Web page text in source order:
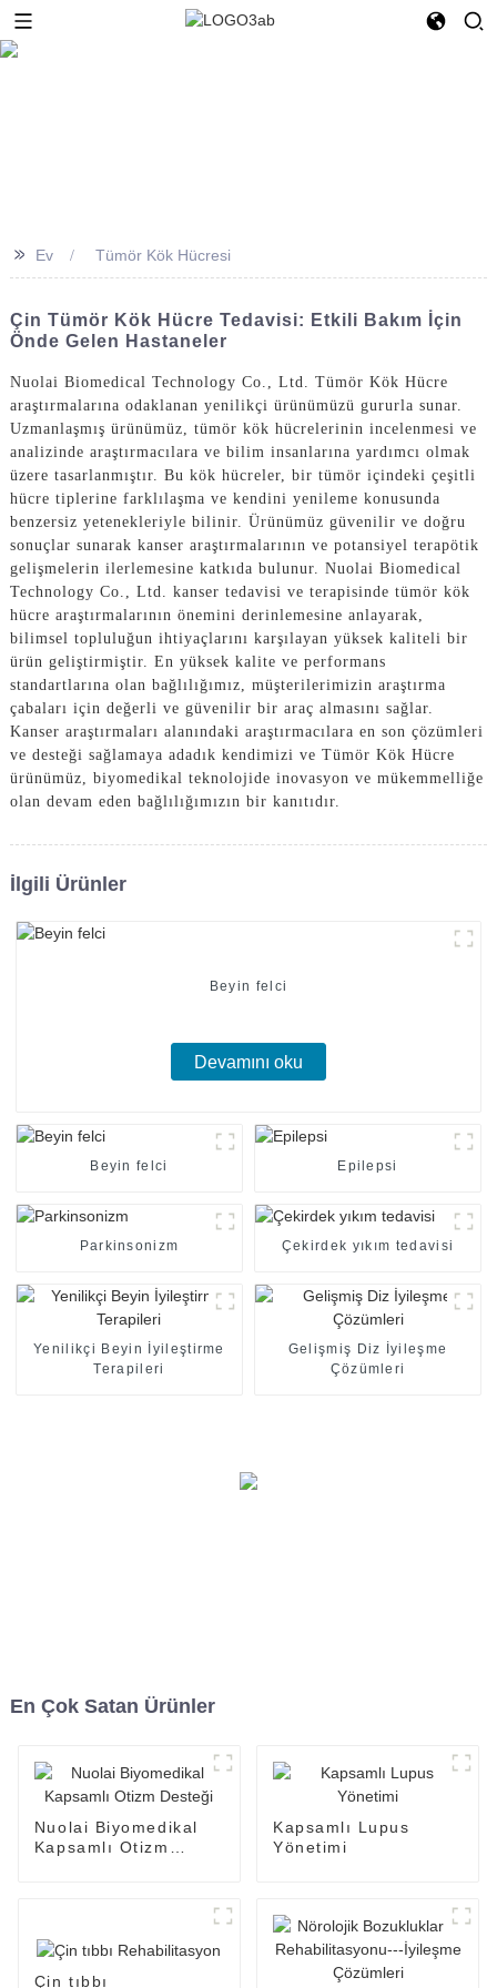
>> Ev Tümör Kök Hücresi
Çin Tümör Kök Hücre Tedavisi: Etkili Bakım İçin
Önde Gelen Hastaneler
Nuolai Biomedical Technology Co., Ltd. Tümör Kök Hücre
araştırmalarına odaklanan yenilikçi ürünümüzü gururla sunar.
Uzmanlaşmış ürünümüz, tümör kök hücrelerinin incelenmesi ve
analizinde araştırmacılara ve bilim insanlarına yardımcı olmak
üzere tasarlanmıştır. Bu kök hücreler, bir tümör içindeki çeşitli
hücre tiplerine farklılaşma ve kendini yenileme konusunda
benzersiz yetenekleriyle bilinir. Ürünümüz güvenilir ve doğru
sonuçlar sunarak kanser araştırmalarının ve potansiyel terapötik
gelişmelerin ilerlemesine katkıda bulunur. Nuolai Biomedical
Technology Co., Ltd. kanser tedavisi ve terapisinde tümör kök
hücre araştırmalarının önemini derinlemesine anlayarak,
bilimsel topluluğun ihtiyaçlarını karşılayan yüksek kaliteli bir
ürün geliştirmiştir. En yüksek kalite ve performans
standartlarına olan bağlılığımız, müşterilerimizin araştırma
çabaları için değerli ve güvenilir bir araç almasını sağlar.
Kanser araştırmaları alanındaki araştırmacılara en son çözümleri
ve desteği sağlamaya adadık kendimizi ve Tümör Kök Hücre
ürünümüz, biyomedikal teknolojide inovasyon ve mükemmelliğe
olan devam eden bağlılığımızın bir kanıtıdır.
İlgili Ürünler
Beyin felci
Devamını oku
Beyin felci Epilepsi
Parkinsonizm Çekirdek yıkım tedavisi
Yenilikçi Beyin İyileştirme
Terapileri
Gelişmiş Diz İyileşme
Çözümleri
En Çok Satan Ürünler
Nuolai Biyomedikal
Kapsamlı Otizm
Kapsamlı Lupus
Yönetimi
Çin tıbbı